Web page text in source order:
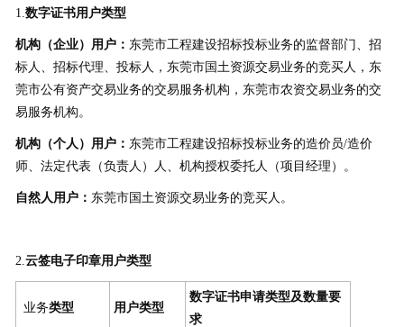
1. 数字证书用户类型
机构（企业）用户： 东莞市工程建设招标投标业务的监督部门、招
标人、招标代理、投标人，东莞市国土资源交易业务的竞买人，东
莞市公有资产交易业务的交易服务机构，东莞市农资交易业务的交
易服务机构。
机构（个人）用户： 东莞市工程建设招标投标业务的造价员/造价
师、法定代表（负责人）人、机构授权委托人（项目经理）。
自然人用户： 东莞市国土资源交易业务的竞买人。
2. 云签电子印章用户类型
业务类型 用户类型
数字证书申请类型及数量要
求